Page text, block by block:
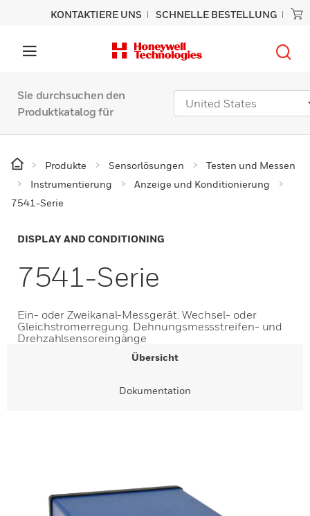
KONTAKTIERE UNS SCHNELLE BESTELLUNG
Sie durchsuchen den
Produktkatalog für
Produkte Sensorlösungen
Testen und Messen
Instrumentierung
Anzeige und Konditionierung
7541-Serie
DISPLAY AND CONDITIONING
7541-Serie
Ein- oder Zweikanal-Messgerät. Wechsel- oder
Gleichstromerregung. Dehnungsmessstreifen- und
Drehzahlsensoreingänge
Übersicht
Dokumentation